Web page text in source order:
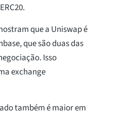
que a Uniswap é
que são duas das
Isso
exchange
também é maior em